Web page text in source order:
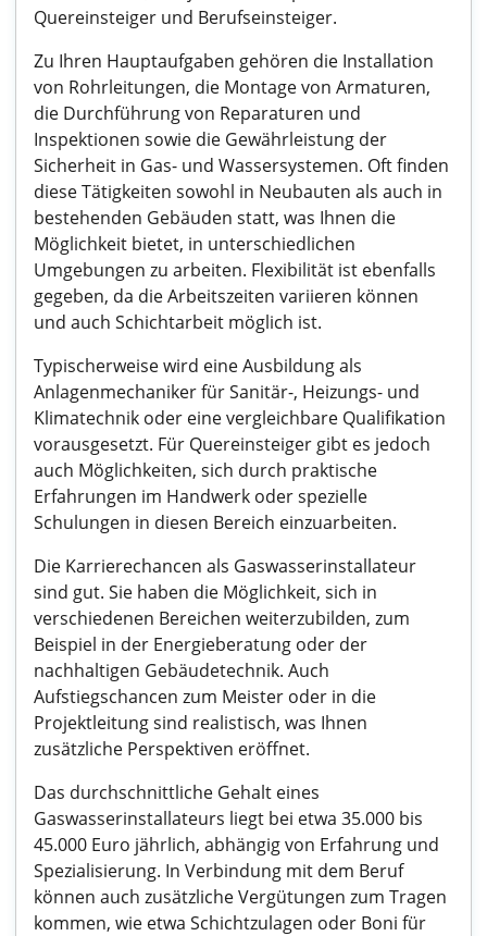
Quereinsteiger und Berufseinsteiger.
Zu Ihren Hauptaufgaben gehören die Installation
von Rohrleitungen, die Montage von Armaturen,
die Durchführung von Reparaturen und
Inspektionen sowie die Gewährleistung der
Sicherheit in Gas- und Wassersystemen. Oft finden
diese Tätigkeiten sowohl in Neubauten als auch in
bestehenden Gebäuden statt, was Ihnen die
Möglichkeit bietet, in unterschiedlichen
Umgebungen zu arbeiten. Flexibilität ist ebenfalls
gegeben, da die Arbeitszeiten variieren können
und auch Schichtarbeit möglich ist.
Typischerweise wird eine Ausbildung als
Anlagenmechaniker für Sanitär-, Heizungs- und
Klimatechnik oder eine vergleichbare Qualifikation
vorausgesetzt. Für Quereinsteiger gibt es jedoch
auch Möglichkeiten, sich durch praktische
Erfahrungen im Handwerk oder spezielle
Schulungen in diesen Bereich einzuarbeiten.
Die Karrierechancen als Gaswasserinstallateur
sind gut. Sie haben die Möglichkeit, sich in
verschiedenen Bereichen weiterzubilden, zum
Beispiel in der Energieberatung oder der
nachhaltigen Gebäudetechnik. Auch
Aufstiegschancen zum Meister oder in die
Projektleitung sind realistisch, was Ihnen
zusätzliche Perspektiven eröffnet.
Das durchschnittliche Gehalt eines
Gaswasserinstallateurs liegt bei etwa 35.000 bis
45.000 Euro jährlich, abhängig von Erfahrung und
Spezialisierung. In Verbindung mit dem Beruf
können auch zusätzliche Vergütungen zum Tragen
kommen, wie etwa Schichtzulagen oder Boni für